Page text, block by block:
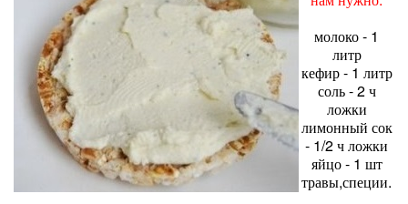
молоко - 1
литр
кефир - 1 литр
соль - 2 ч
ложки
лимонный сок
- 1/2 ч ложки
яйцо - 1 шт
травы,специи.